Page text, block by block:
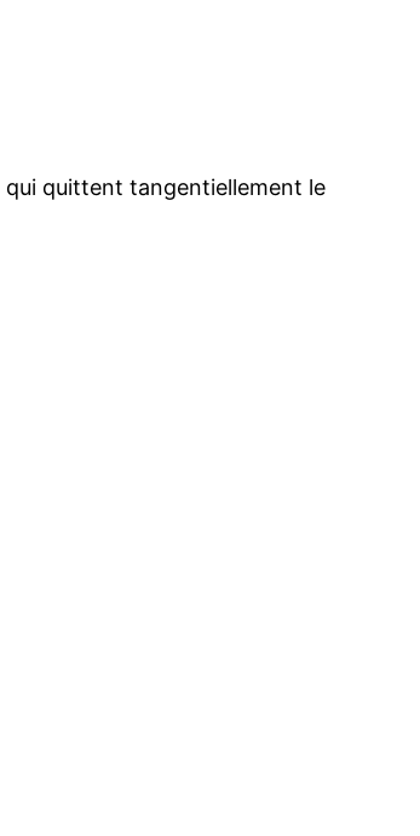
quittent tangentiellement le